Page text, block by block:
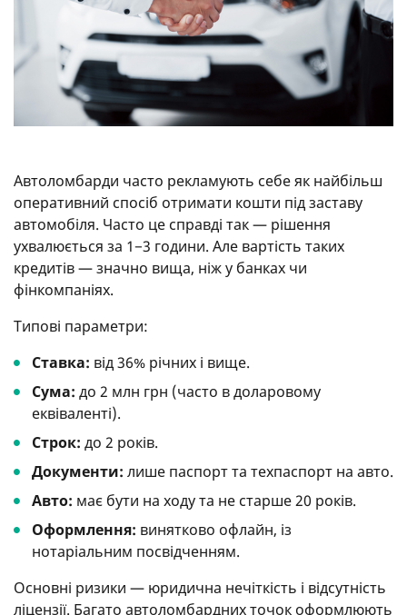
Автоломбарди часто рекламують себе як найбільш
оперативний спосіб отримати кошти під заставу
автомобіля. Часто це справді так — рішення
ухвалюється за 1−3 години. Але вартість таких
кредитів — значно вища, ніж у банках чи
фінкомпаніях.
Типові параметри:
Ставка: від 36% річних і вище.
Сума: до 2 млн грн (часто в доларовому
еквіваленті).
Строк: до 2 років.
Документи: лише паспорт та техпаспорт на авто.
Авто: має бути на ходу та не старше 20 років.
Оформлення: винятково офлайн, із
нотаріальним посвідченням.
Основні ризики — юридична нечіткість і відсутність
ліцензії. Багато автоломбардних точок оформлюють